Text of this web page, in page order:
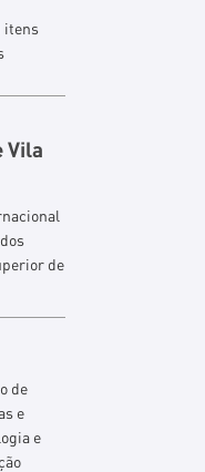
itens
Vila
de
de
e
e